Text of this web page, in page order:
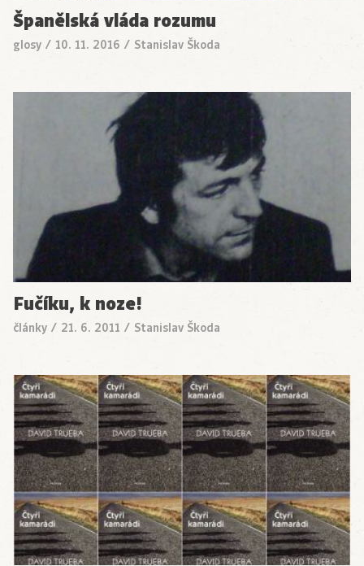
Španělská vláda rozumu
glosy / 10. 11. 2016 / Stanislav Škoda
Fučíku, k noze!
články / 21. 6. 2011 / Stanislav Škoda